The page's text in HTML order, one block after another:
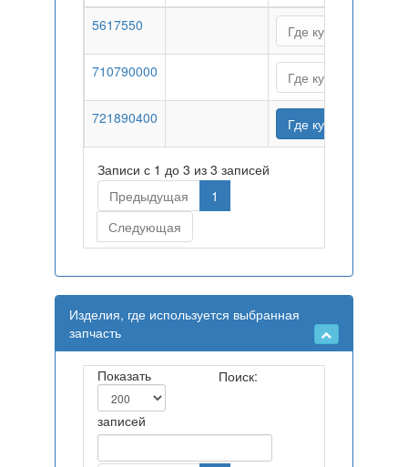
5617550
Где купить
710790000 Где купить
721890400 Где купить
Записи с 1 до 3 из 3 записей
Предыдущая
1
Следующая
Изделия, где используется выбранная
запчасть
Показать
записей
Поиск: